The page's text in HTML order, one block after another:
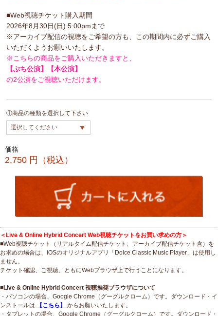
■Web視聴チケット購入期間
2026年8月30日(日) 5:00pmまで
※アーカイブ配信の視聴をご希望の方も、この期間内に必ずご購入
いただくようお願いいたします。
※こちらの商品をご購入いただきますと、
【ぷち公演】【本公演】
の2公演をご視聴いただけます。
①商品の種類を選択して下さい
価格
2,750 円（税込）
＜Live & Online Hybrid Concert Web視聴チケットをお買い求めの方＞
■Web視聴チケット（リアルタイム配信チケット、アーカイブ配信チケット含）を
お求めの場合は、iOSのオリジナルアプリ「Dolce Classic Music Player」は使用し
ません。
チケット確認、ご視聴、ともにWebブラウザ上で行うことになります。
■Live & Online Hybrid Concert 視聴推奨ブラウザについて
・パソコンの場合、Google Chrome（グーグルクローム）です。ダウンロード・イ
ンストールは
【こちら】
からお願いいたします。
・タブレットの場合、Google Chrome（グーグルクローム）です。ダウンロード・